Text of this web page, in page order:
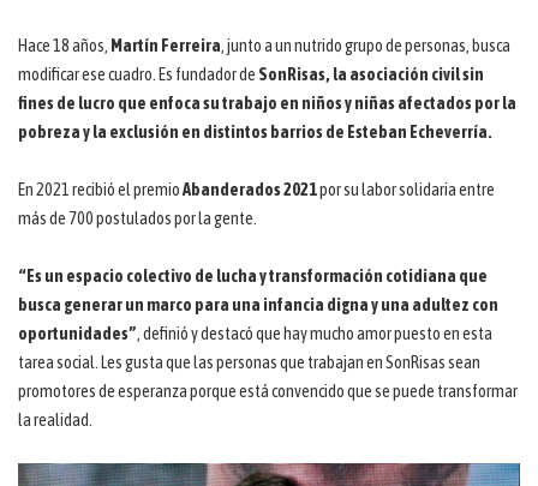
Hace 18 años, Martín Ferreira , junto a un nutrido grupo de personas, busca
modificar ese cuadro. Es fundador de SonRisas, la asociación civil sin
fines de lucro que enfoca su trabajo en niños y niñas afectados por la
pobreza y la exclusión en distintos barrios de Esteban Echeverría.
En 2021 recibió el premioAbanderados 2021por su labor solidaria entre
más de 700 postulados por la gente.
“Es un espacio colectivo de lucha y transformación cotidiana que
busca generar un marco para una infancia digna y una adultez con
oportunidades” , definió y destacó que hay mucho amor puesto en esta
tarea social. Les gusta que las personas que trabajan en SonRisas sean
promotores de esperanza porque está convencido que se puede transformar
la realidad.